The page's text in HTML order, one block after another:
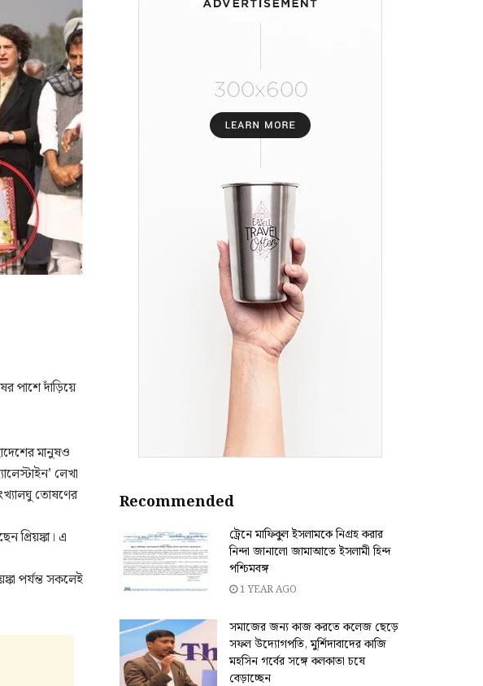
পাশে দাঁড়িয়ে
মানুষও
লেখা
তোষণের
প্রিয়ঙ্কা। এ
পর্যন্ত সকলেই
Recommended
ট্রেনে মাফিকুল ইসলামকে নিগ্রহ করার
নিন্দা জানালো জামাআতে ইসলামী হিন্দ
পশ্চিমবঙ্গ
1 YEAR AGO
সমাজের জন্য কাজ করতে কলেজ ছেড়ে
সফল উদ্যোগপতি, মুর্শিদাবাদের কাজি
মহসিন গর্বের সঙ্গে কলকাতা চষে
বেড়াচ্ছেন